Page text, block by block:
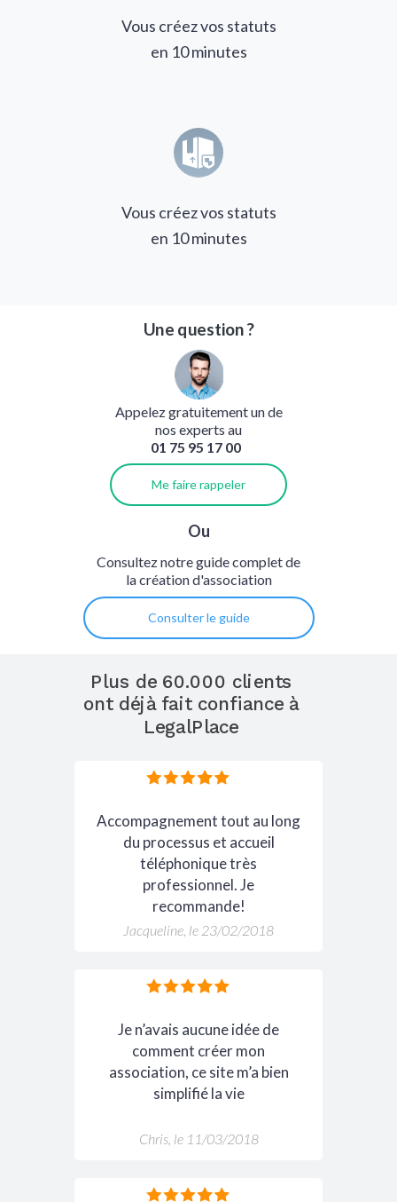
Vous créez vos statuts
en 10 minutes
Vous créez vos statuts
en 10 minutes
Me faire rappeler
Consulter le guide
Une question ?
Appelez gratuitement un de
nos experts au
01 75 95 17 00
Ou
Consultez notre guide complet de
la création d'association
Je n’avais aucune idée de
comment créer mon
association, ce site m’a bien
simplifié la vie
Chris, le 11/03/2018
Plus de 60.000 clients
ont déjà fait confiance à
LegalPlace
Accompagnement tout au long
du processus et accueil
téléphonique très
professionnel. Je
recommande!
Jacqueline, le 23/02/2018